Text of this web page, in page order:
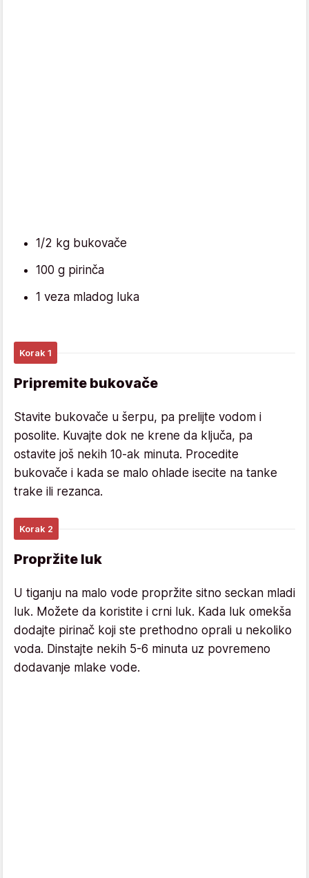
1/2 kg bukovače
100 g pirinča
1 veza mladog luka
Korak 1
Pripremite bukovače
Stavite bukovače u šerpu, pa prelijte vodom i
posolite. Kuvajte dok ne krene da ključa, pa
ostavite još nekih 10-ak minuta. Procedite
bukovače i kada se malo ohlade isecite na tanke
trake ili rezanca.
Korak 2
Propržite luk
U tiganju na malo vode propržite sitno seckan mladi
luk. Možete da koristite i crni luk. Kada luk omekša
dodajte pirinač koji ste prethodno oprali u nekoliko
voda. Dinstajte nekih 5-6 minuta uz povremeno
dodavanje mlake vode.